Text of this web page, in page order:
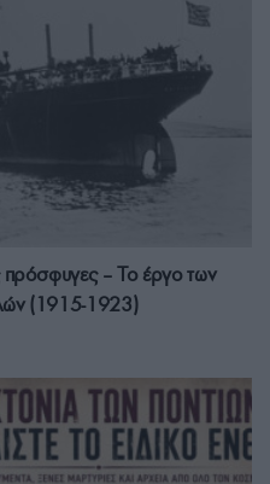
πρόσφυγες – Το έργο των
(1915-1923)